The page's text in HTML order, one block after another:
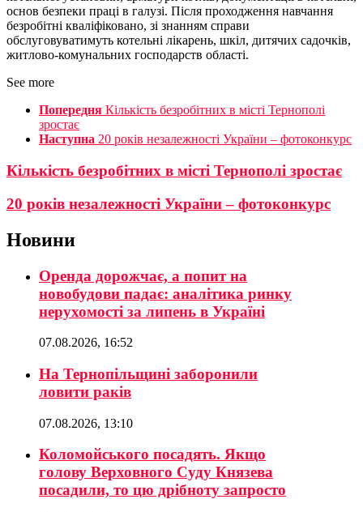
основ безпеки праці в галузі. Після проходження навчання
безробітні кваліфіковано, зі знанням справи
обслуговуватимуть котельні лікарень, шкіл, дитячих садочків,
житлово-комунальних господарств області.
See more
Попередня Кількість безробітних в місті Тернополі
зростає
Наступна 20 років незалежності України – фотоконкурс
Кількість безробітних в місті Тернополі зростає
20 років незалежності України – фотоконкурс
Новини
Оренда дорожчає, а попит на
новобудови падає: аналітика ринку
нерухомості за липень в Україні
07.08.2026, 16:52
На Тернопільщині заборонили
ловити раків
07.08.2026, 13:10
Коломойського посадять. Якщо
голову Верховного Суду Князева
посадили, то цю дрібноту запросто